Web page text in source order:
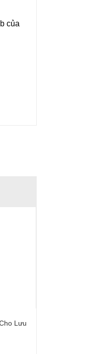
của
Lưu